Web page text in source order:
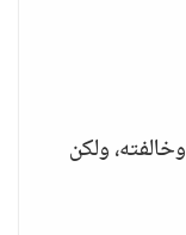
ولكن